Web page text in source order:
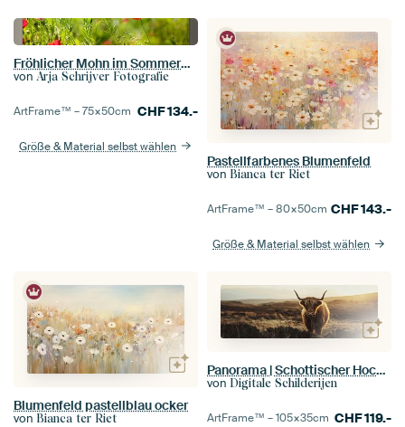
Fröhlicher Mohn im Sommergrün
von Arja Schrijver Fotografie
ArtFrame™ –75×50cm CHF134.-
Größe & Material selbst wählen
Pastellfarbenes Blumenfeld
von Bianca ter Riet
ArtFrame™ –80×50cm CHF143.-
Größe & Material selbst wählen
Blumenfeld pastellblau ocker
von Bianca ter Riet
Panorama | Schottischer Hochlandbewohner als schönes Porträt mit großer Schärfe und Tiefe
von Digitale Schilderijen
ArtFrame™ –105×35cm CHF119.-